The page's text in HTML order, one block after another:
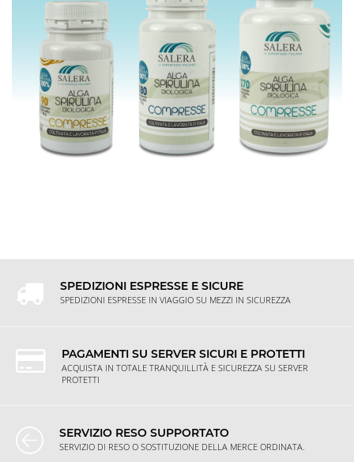
SPEDIZIONI ESPRESSE E SICURE
SPEDIZIONI ESPRESSE IN VIAGGIO SU MEZZI IN SICUREZZA
PAGAMENTI SU SERVER SICURI E PROTETTI
ACQUISTA IN TOTALE TRANQUILLITÀ E SICUREZZA SU SERVER
PROTETTI
SERVIZIO RESO SUPPORTATO
SERVIZIO DI RESO O SOSTITUZIONE DELLA MERCE ORDINATA.